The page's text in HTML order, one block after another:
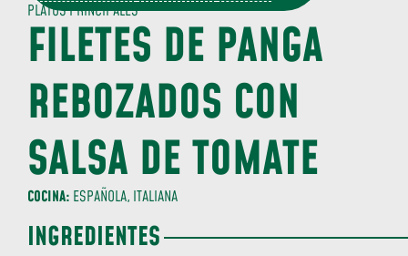
PLATOS PRINCIPALES
FILETES DE PANGA
REBOZADOS CON
SALSA DE TOMATE
COCINA: ESPAÑOLA, ITALIANA
INGREDIENTES